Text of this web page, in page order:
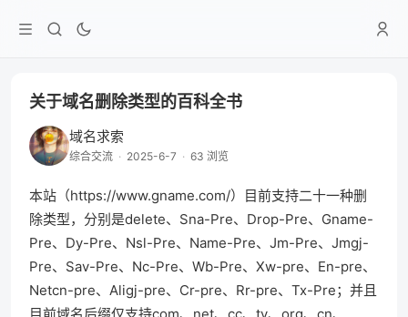
关于域名删除类型的百科全书
域名求索
综合交流 · 2025-6-7 · 63 浏览
本站（https://www.gname.com/）目前支持二十一种删
除类型，分别是delete、Sna-Pre、Drop-Pre、Gname-
Pre、Dy-Pre、Nsl-Pre、Name-Pre、Jm-Pre、Jmgj-
Pre、Sav-Pre、Nc-Pre、Wb-Pre、Xw-pre、En-pre、
Netcn-pre、Aligj-pre、Cr-pre、Rr-pre、Tx-Pre；并且